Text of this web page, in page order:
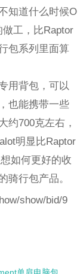
知道什么时候O
工，比Raptor
包系列里面算
用背包，可以
也能携带一些
约700克左右，
明显比Raptor
如何更好的收
骑行包产品。
show/bid/9